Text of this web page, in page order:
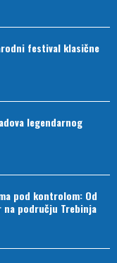
festival klasične
legendarnog
pod kontrolom: Od
području Trebinja